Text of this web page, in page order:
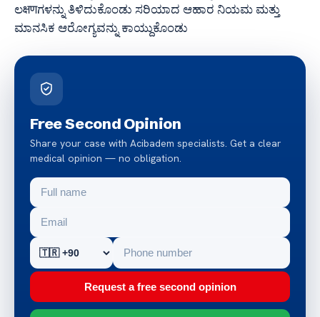
ಲक्षणಗಳನ್ನು ತಿಳಿದುಕೊಂಡು ಸರಿಯಾದ ಆಹಾರ ನಿಯಮ ಮತ್ತು
ಮಾನಸಿಕ ಆರೋಗ್ಯವನ್ನು ಕಾಯ್ದುಕೊಂಡು
Free Second Opinion
Share your case with Acibadem specialists. Get a clear
medical opinion — no obligation.
Request a free second opinion